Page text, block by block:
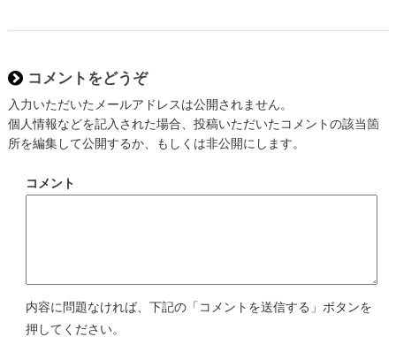
コメントをどうぞ
入力いただいたメールアドレスは公開されません。
個人情報などを記入された場合、投稿いただいたコメントの該当箇
所を編集して公開するか、もしくは非公開にします。
コメント
内容に問題なければ、下記の「コメントを送信する」ボタンを
押してください。